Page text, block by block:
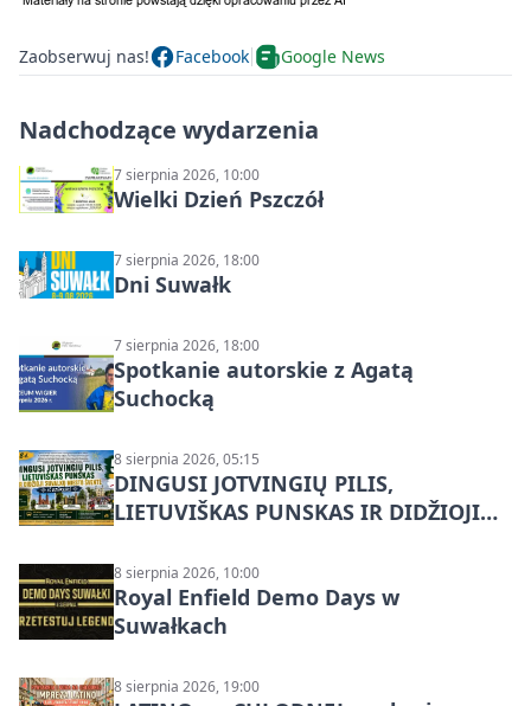
Zaobserwuj nas! Facebook Google News
Nadchodzące wydarzenia
7 sierpnia 2026, 10:00
Wielki Dzień Pszczół
7 sierpnia 2026, 18:00
Dni Suwałk
7 sierpnia 2026, 18:00
Spotkanie autorskie z Agatą
Suchocką
8 sierpnia 2026, 05:15
DINGUSI JOTVINGIŲ PILIS,
LIETUVIŠKAS PUNSKAS IR DIDŽIOJI
DZŪKIJOS – jednodienė kelionė
8 sierpnia 2026, 10:00
Royal Enfield Demo Days w
Suwałkach
8 sierpnia 2026, 19:00